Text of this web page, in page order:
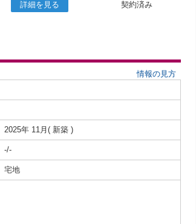
詳細を見る
契約済み
情報の見方
2025年 11月( 新築 )
-/-
宅地